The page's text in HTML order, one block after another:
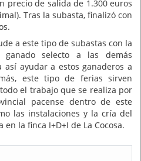
precio de salida de 1.300 euros
Tras la subasta, finalizó con
a este tipo de subastas con la
selecto a las demás
así ayudar a estos ganaderos a
este tipo de ferias sirven
el trabajo que se realiza por
pacense dentro de este
las instalaciones y la cría del
la finca I+D+I de La Cocosa.